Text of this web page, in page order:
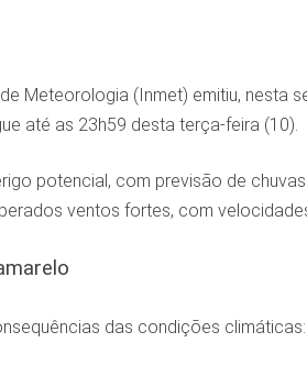
Meteorologia (Inmet) emitiu, nesta
até as 23h59 desta terça-feira (10).
potencial, com previsão de
ventos fortes, com
das condições climáticas: